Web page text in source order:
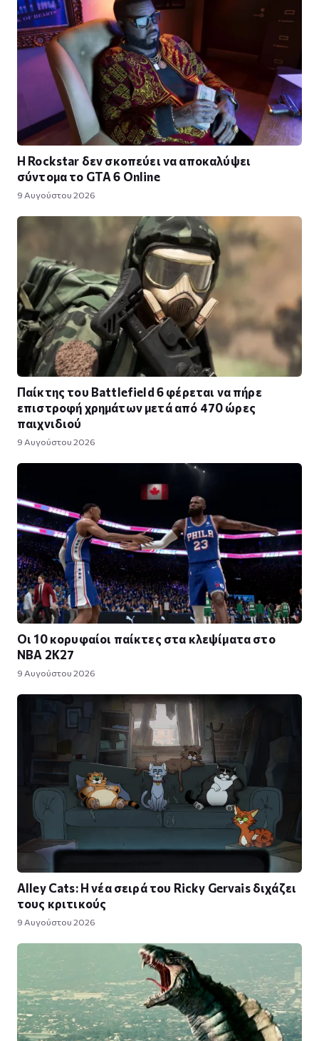
Η Rockstar δεν σκοπεύει να αποκαλύψει
σύντομα το GTA 6 Online
9 Αυγούστου 2026
Παίκτης του Battlefield 6 φέρεται να πήρε
επιστροφή χρημάτων μετά από 470 ώρες
παιχνιδιού
9 Αυγούστου 2026
Οι 10 κορυφαίοι παίκτες στα κλεψίματα στο
NBA 2K27
9 Αυγούστου 2026
Alley Cats: Η νέα σειρά του Ricky Gervais διχάζει
τους κριτικούς
9 Αυγούστου 2026